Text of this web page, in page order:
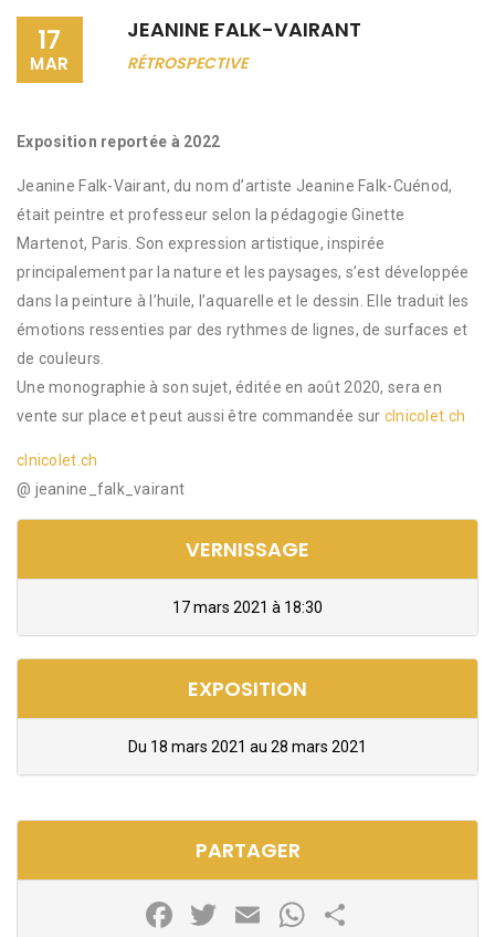
17
MAR
JEANINE FALK-VAIRANT
RÉTROSPECTIVE
Exposition reportée à 2022
Jeanine Falk-Vairant, du nom d’artiste Jeanine Falk-Cuénod,
était peintre et professeur selon la pédagogie Ginette
Martenot, Paris. Son expression artistique, inspirée
principalement par la nature et les paysages, s’est développée
dans la peinture à l’huile, l’aquarelle et le dessin. Elle traduit les
émotions ressenties par des rythmes de lignes, de surfaces et
de couleurs.
Une monographie à son sujet, éditée en août 2020, sera en
vente sur place et peut aussi être commandée sur clnicolet.ch
clnicolet.ch
@ jeanine_falk_vairant
VERNISSAGE
17 mars 2021 à 18:30
EXPOSITION
Du 18 mars 2021 au 28 mars 2021
PARTAGER
Facebook
Twitter
EmailWhatsApp